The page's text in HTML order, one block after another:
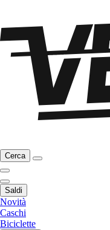
Cerca
Saldi
Novità
Caschi
Biciclette